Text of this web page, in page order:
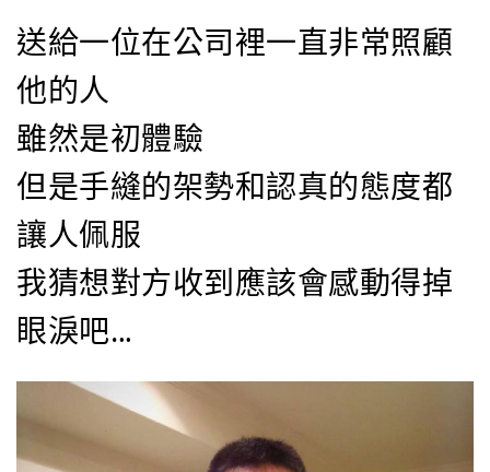
送給一位在公司裡一直非常照顧
他的人
雖然是初體驗
但是手縫的架勢和認真的態度都
讓人佩服
我猜想對方收到應該會感動得掉
眼淚吧…